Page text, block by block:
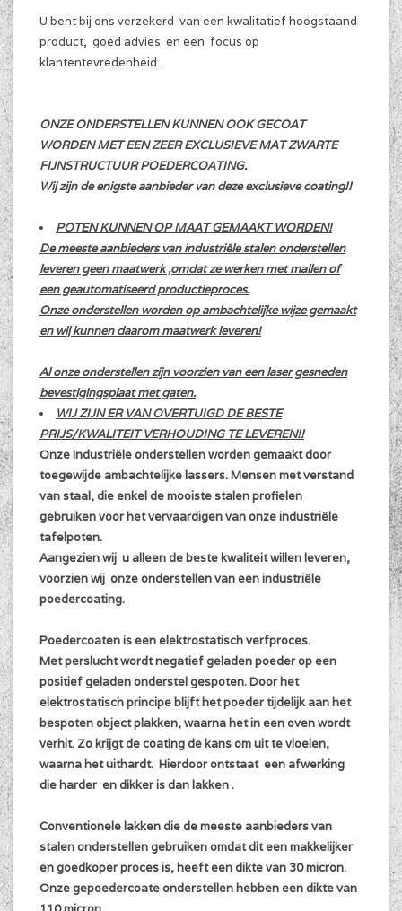
U bent bij ons verzekerd van een kwalitatief hoogstaand
product, goed advies en een focus op
klantentevredenheid.
ONZE ONDERSTELLEN KUNNEN OOK GECOAT
WORDEN MET EEN ZEER EXCLUSIEVE MAT ZWARTE
FIJNSTRUCTUUR POEDERCOATING.
Wij zijn de enigste aanbieder van deze exclusieve coating!!
POTEN KUNNEN OP MAAT GEMAAKT WORDEN!
De meeste aanbieders van industriële stalen onderstellen
leveren geen maatwerk ,omdat ze werken met mallen of
een geautomatiseerd productieproces.
Onze onderstellen worden op ambachtelijke wijze gemaakt
en wij kunnen daarom maatwerk leveren!
Al onze onderstellen zijn voorzien van een laser gesneden
bevestigingsplaat met gaten.
WIJ ZIJN ER VAN OVERTUIGD DE BESTE
PRIJS/KWALITEIT VERHOUDING TE LEVEREN!!
Onze Industriële onderstellen worden gemaakt door
toegewijde ambachtelijke lassers. Mensen met verstand
van staal, die enkel de mooiste stalen profielen
gebruiken voor het vervaardigen van onze industriële
tafelpoten.
Aangezien wij u alleen de beste kwaliteit willen leveren,
voorzien wij onze onderstellen van een industriële
poedercoating.
Poedercoaten is een elektrostatisch verfproces.
Met perslucht wordt negatief geladen poeder op een
positief geladen onderstel gespoten. Door het
elektrostatisch principe blijft het poeder tijdelijk aan het
bespoten object plakken, waarna het in een oven wordt
verhit. Zo krijgt de coating de kans om uit te vloeien,
waarna het uithardt. Hierdoor ontstaat een afwerking
die harder en dikker is dan lakken .
Conventionele lakken die de meeste aanbieders van
stalen onderstellen gebruiken omdat dit een makkelijker
en goedkoper proces is, heeft een dikte van 30 micron.
Onze gepoedercoate onderstellen hebben een dikte van